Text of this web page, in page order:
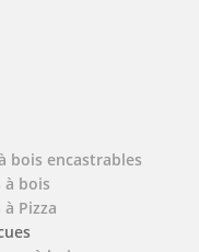
bois encastrables
à bois
à Pizza